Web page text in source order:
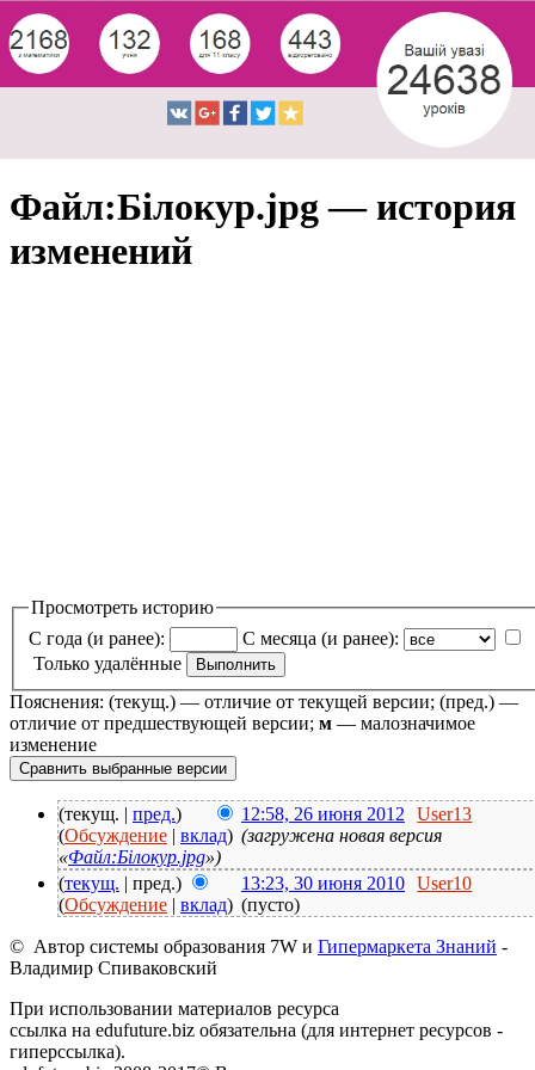
Файл:Білокур.jpg — история
изменений
Просмотреть историю
С года (и ранее):
С месяца (и ранее):
Только удалённые
Пояснения: (текущ.) — отличие от текущей версии; (пред.) —
отличие от предшествующей версии; м — малозначимое
изменение
(текущ. | пред.) 12:58, 26 июня 2012
User13
(Обсуждение | вклад) (загружена новая версия
«Файл:Білокур.jpg»)
(текущ. | пред.) 13:23, 30 июня 2010
User10
(Обсуждение | вклад) (пусто)
© Автор системы образования 7W и Гипермаркета Знаний -
Владимир Спиваковский
При использовании материалов ресурса
ссылка на edufuture.biz обязательна (для интернет ресурсов -
гиперссылка).